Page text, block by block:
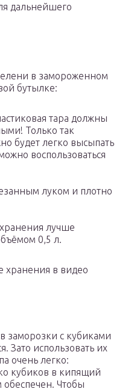
дальнейшего
в замороженном
бутылке:
тара должны
Только так
будет легко высыпать
воспользоваться
луком и плотно
лучше
0,5 л.
хранения в видео
заморозки с кубиками
Зато использовать их
очень легко:
кубиков в кипящий
Чтобы